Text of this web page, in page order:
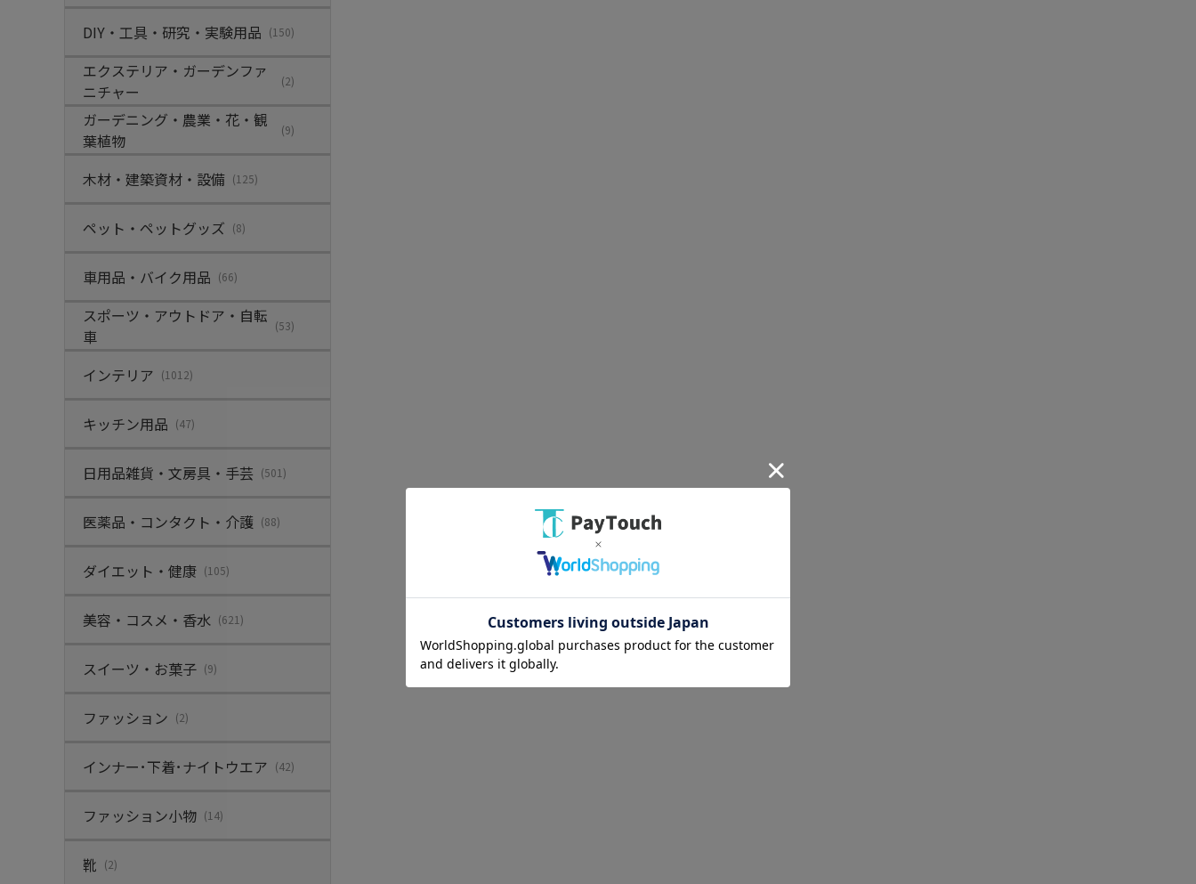
DIY・工具・研究・実験用品 (150)
エクステリア・ガーデンファ
ニチャー
(2)
ガーデニング・農業・花・観
葉植物
(9)
木材・建築資材・設備 (125)
ペット・ペットグッズ (8)
車用品・バイク用品 (66)
スポーツ・アウトドア・自転
車
(53)
インテリア (1012)
キッチン用品 (47)
日用品雑貨・文房具・手芸 (501)
医薬品・コンタクト・介護 (88)
ダイエット・健康 (105)
美容・コスメ・香水 (621)
スイーツ・お菓子 (9)
ファッション (2)
インナー･下着･ナイトウエア (42)
ファッション小物 (14)
靴 (2)